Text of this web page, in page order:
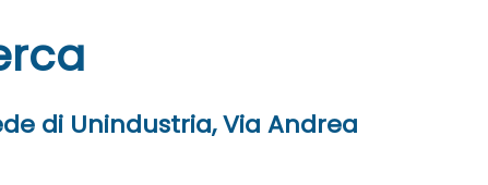
di Unindustria, Via Andrea